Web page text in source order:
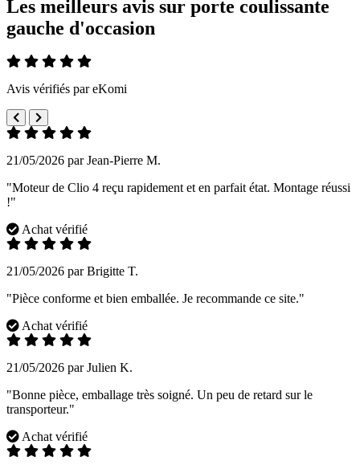
Les meilleurs avis sur porte coulissante
gauche d'occasion
Avis vérifiés par eKomi
21/05/2026 par Jean-Pierre M.
"Moteur de Clio 4 reçu rapidement et en parfait état. Montage réussi
!"
Achat vérifié
21/05/2026 par Brigitte T.
"Pièce conforme et bien emballée. Je recommande ce site."
Achat vérifié
21/05/2026 par Julien K.
"Bonne pièce, emballage très soigné. Un peu de retard sur le
transporteur."
Achat vérifié